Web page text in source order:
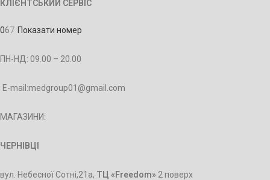
КЛІЄНТСЬКИЙ СЕРВІС
067 Показати номер
ПН-НД: 09.00 – 20.00
E-mail:medgroup01@gmail.com
МАГАЗИНИ:
ЧЕРНІВЦІ
вул. Небесної Сотні,21а, ТЦ «Freedom» 2 поверх